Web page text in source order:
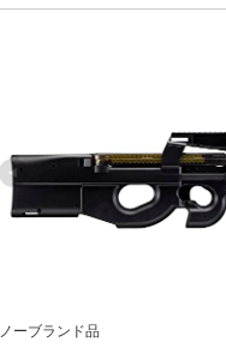
ノーブランド品